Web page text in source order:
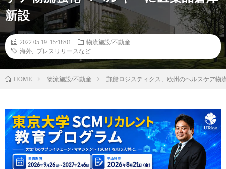
新設
2022.05.19 15:18:01
物流施設/不動産
海外
プレスリリースなど
HOME 物流施設/不動産 郵船ロジスティクス、欧州のヘルスケア物